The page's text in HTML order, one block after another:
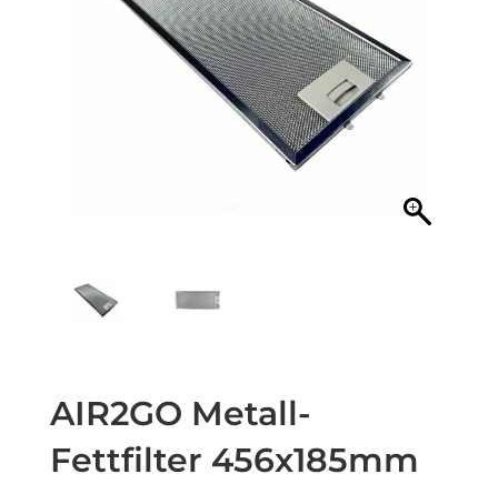
AIR2GO Metall-
Fettfilter 456x185mm